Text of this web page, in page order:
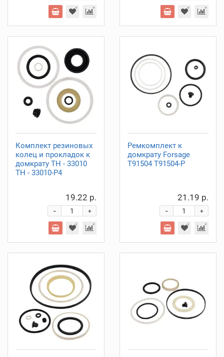
Комплект резиновых
колец и прокладок к
домкрату ТН - 33010
ТН - 33010-P4
19.22 р.
+
-
Ремкомплект к
домкрату Forsage
T91504 T91504-P
21.19 р.
+
-